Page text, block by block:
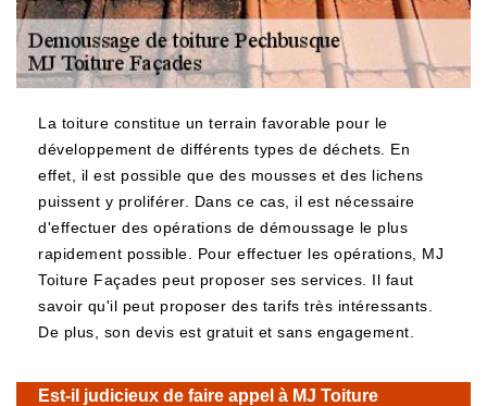
La toiture constitue un terrain favorable pour le
développement de différents types de déchets. En
effet, il est possible que des mousses et des lichens
puissent y proliférer. Dans ce cas, il est nécessaire
d'effectuer des opérations de démoussage le plus
rapidement possible. Pour effectuer les opérations, MJ
Toiture Façades peut proposer ses services. Il faut
savoir qu'il peut proposer des tarifs très intéressants.
De plus, son devis est gratuit et sans engagement.
Est-il judicieux de faire appel à MJ Toiture